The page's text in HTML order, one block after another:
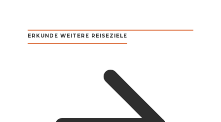
ERKUNDE WEITERE REISEZIELE